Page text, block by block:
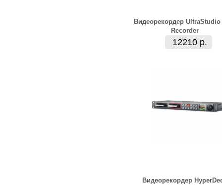
Видеорекордер
Recorder
12210 р.
Видеорекордер